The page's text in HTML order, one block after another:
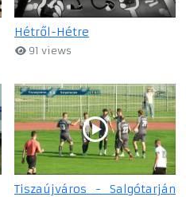
Hétről-Hétre
91 views
Tiszaújváros - Salgótarján